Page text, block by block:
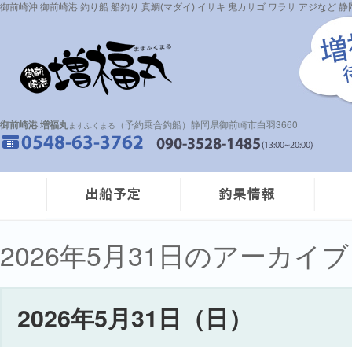
御前崎沖 御前崎港 釣り船 船釣り 真鯛(マダイ) イサキ 鬼カサゴ ワラサ アジなど
御前崎港 増福丸ますふくまる （予約乗合釣船）静岡県御前崎市白羽3660
2026年5月31日のアーカイブ
2026年5月31日（日）